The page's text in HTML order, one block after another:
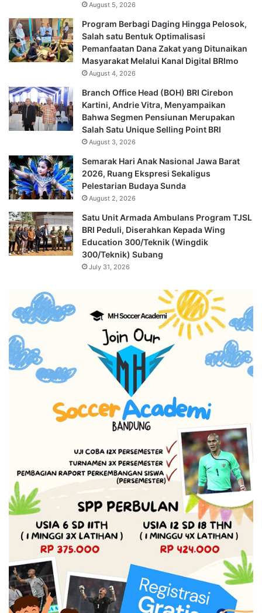
August 5, 2026
Program Berbagi Daging Hingga Pelosok,
Salah satu Bentuk Optimalisasi
Pemanfaatan Dana Zakat yang Ditunaikan
Masyarakat Melalui Kanal Digital BRImo
August 4, 2026
Branch Office Head (BOH) BRI Cirebon
Kartini, Andrie Vitra, Menyampaikan
Bahwa Segmen Pensiunan Merupakan
Salah Satu Unique Selling Point BRI
August 3, 2026
Semarak Hari Anak Nasional Jawa Barat
2026, Ruang Ekspresi Sekaligus
Pelestarian Budaya Sunda
August 2, 2026
Satu Unit Armada Ambulans Program TJSL
BRI Peduli, Diserahkan Kepada Wing
Education 300/Teknik (Wingdik
300/Teknik) Subang
July 31, 2026